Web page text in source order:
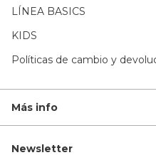
LÍNEA BASICS
KIDS
Políticas de cambio y
Más info
Newsletter